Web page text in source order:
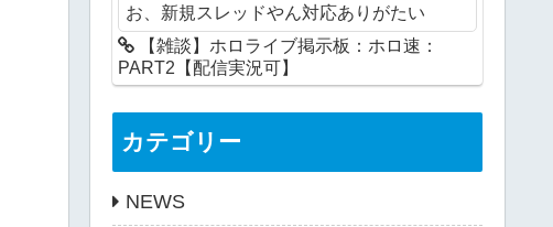
お、新規スレッドやん対応ありがたい
【雑談】ホロライブ掲示板：ホロ速：
PART2【配信実況可】
カテゴリー
NEWS